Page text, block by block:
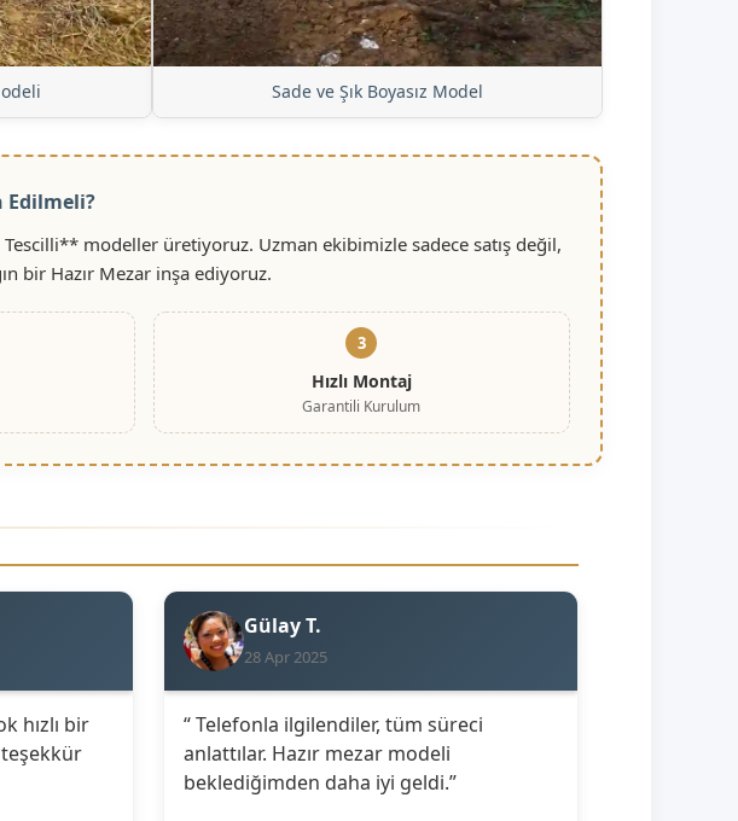
Sade ve Şık Boyasız Model
Edilmeli?
modeller üretiyoruz. Uzman ekibimizle sadece satış değil,
bir Hazır Mezar inşa ediyoruz.
3
Hızlı Montaj
Garantili Kurulum
hızlı bir
teşekkür
Gülay T.
28 Apr 2025
“ Telefonla ilgilendiler, tüm süreci
anlattılar. Hazır mezar modeli
beklediğimden daha iyi geldi.”